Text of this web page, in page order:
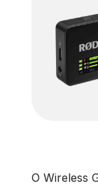
O Wireless